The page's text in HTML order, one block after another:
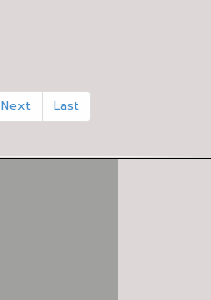
Next Last